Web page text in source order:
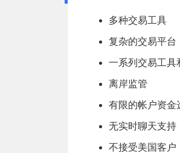
多种交易工具
复杂的交易平台
一系列交易工具
离岸监管
有限的帐户资金
无实时聊天支持
不接受美国客户